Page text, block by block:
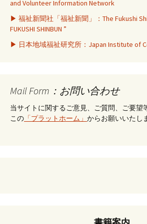
and Volunteer Information Network
▶ 福祉新聞社「福祉新聞」：The Fukushi
FUKUSHI SHINBUN ”
▶ 日本地域福祉研究所：Japan Institute of
Mail Form：お問い合わせ
当サイトに関するご意見、ご質問、ご要望
この 「プラットホーム」 からお願いいたし